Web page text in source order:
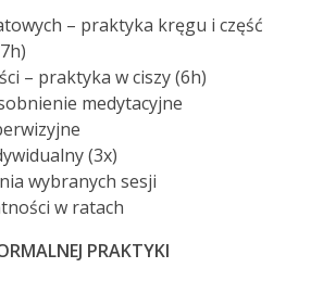
– praktyka kręgu i część
– praktyka w ciszy (6h)
medytacyjne
(3x)
wybranych sesji
w ratach
PRAKTYKI